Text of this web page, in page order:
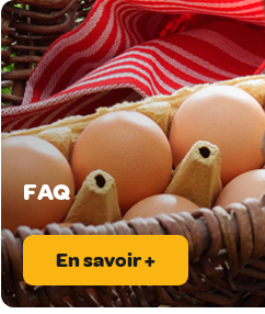
FAQ
En savoir +